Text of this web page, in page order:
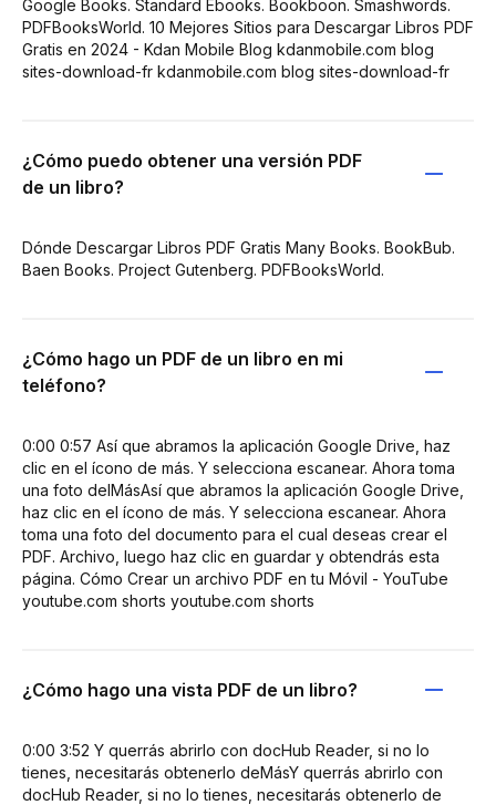
Google Books. Standard Ebooks. Bookboon. Smashwords.
PDFBooksWorld. 10 Mejores Sitios para Descargar Libros PDF
Gratis en 2024 - Kdan Mobile Blog kdanmobile.com blog
sites-download-fr kdanmobile.com blog sites-download-fr
¿Cómo puedo obtener una versión PDF
de un libro?
Dónde Descargar Libros PDF Gratis Many Books. BookBub.
Baen Books. Project Gutenberg. PDFBooksWorld.
¿Cómo hago un PDF de un libro en mi
teléfono?
0:00 0:57 Así que abramos la aplicación Google Drive, haz
clic en el ícono de más. Y selecciona escanear. Ahora toma
una foto delMásAsí que abramos la aplicación Google Drive,
haz clic en el ícono de más. Y selecciona escanear. Ahora
toma una foto del documento para el cual deseas crear el
PDF. Archivo, luego haz clic en guardar y obtendrás esta
página. Cómo Crear un archivo PDF en tu Móvil - YouTube
youtube.com shorts youtube.com shorts
¿Cómo hago una vista PDF de un libro?
0:00 3:52 Y querrás abrirlo con docHub Reader, si no lo
tienes, necesitarás obtenerlo deMásY querrás abrirlo con
docHub Reader, si no lo tienes, necesitarás obtenerlo de